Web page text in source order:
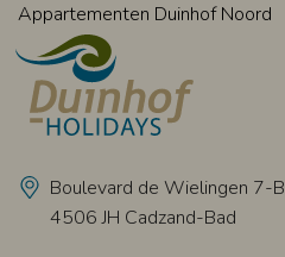
Boulevard de Wielingen 7-B
4506 JH Cadzand-Bad
Appartementen Duinhof Noord